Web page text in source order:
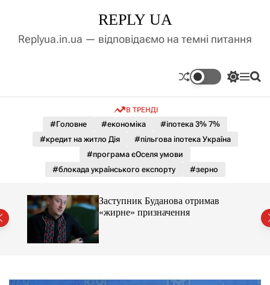
д
REPLY UA
Replyua.in.ua — відповідаємо на темні питання
П
м
к
к
ь
М П
В ТРЕНДІ
#Головне #економіка
#іпотека 3% 7%
#кредит на житло Дія
#пільгова іпотека Україна
#програма єОселя умови
#блокада українського експорту
#зерно
Заступник Буданова отримав
«жирне» призначення